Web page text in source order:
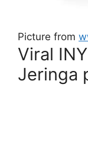
Picture from
Viral
Jeringa